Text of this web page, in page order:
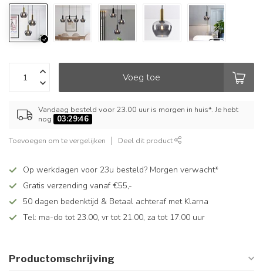
Voeg toe
Vandaag besteld voor 23.00 uur is morgen in huis*. Je hebt
nog
03:29:46
Toevoegen om te vergelijken Deel dit product
Op werkdagen voor 23u besteld? Morgen verwacht*
Gratis verzending vanaf €55,-
50 dagen bedenktijd & Betaal achteraf met Klarna
Tel: ma-do tot 23.00, vr tot 21.00, za tot 17.00 uur
Productomschrijving